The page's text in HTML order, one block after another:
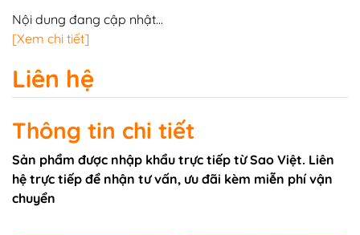
Nội dung đang cập nhật...
[Xem chi tiết]
Liên hệ
Thông tin chi tiết
Sản phẩm được nhập khẩu trực tiếp từ Sao Việt. Liên
hệ trực tiếp để nhận tư vấn, ưu đãi kèm miễn phí vận
chuyển